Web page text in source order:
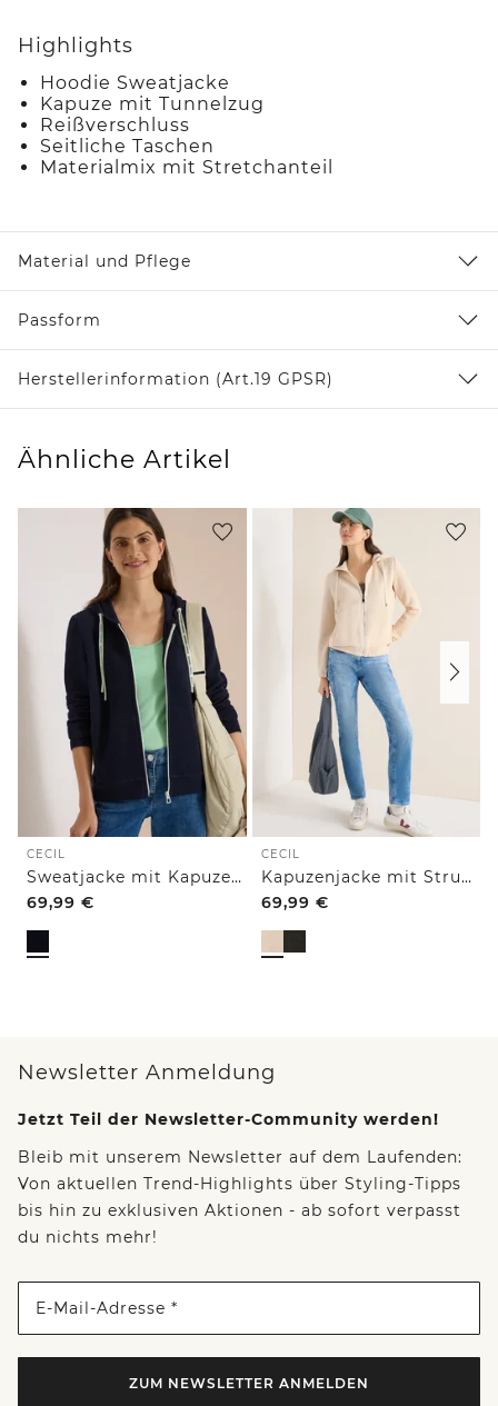
Highlights
Hoodie Sweatjacke
Kapuze mit Tunnelzug
Reißverschluss
Seitliche Taschen
Materialmix mit Stretchanteil
Material und Pflege
Passform
Herstellerinformation (Art.19 GPSR)
Ähnliche Artikel
CECIL
Sweatjacke mit Kapuze und Struktur
69,99 €
CECIL
Kapuzenjacke mit Struktur
69,99 €
Newsletter Anmeldung
Jetzt Teil der Newsletter-Community werden!
Bleib mit unserem Newsletter auf dem Laufenden:
Von aktuellen Trend-Highlights über Styling-Tipps
bis hin zu exklusiven Aktionen - ab sofort verpasst
du nichts mehr!
E-Mail-Adresse *
ZUM NEWSLETTER ANMELDEN